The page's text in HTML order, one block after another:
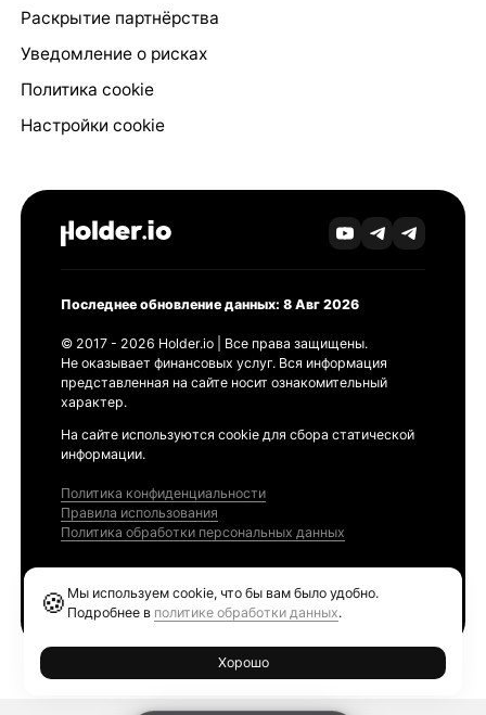
Раскрытие партнёрства
Уведомление о рисках
Политика cookie
Настройки cookie
Последнее обновление данных: 8 Авг 2026
© 2017 - 2026 Holder.io | Все права защищены.
Не оказывает финансовых услуг. Вся информация
представленная на сайте носит ознакомительный
характер.
На сайте используются cookie для сбора статической
информации.
Политика конфиденциальности
Правила использования
Политика обработки персональных данных
🍪 Мы используем cookie, что бы вам было удобно.
Подробнее в политике обработки данных.
Хорошо
Ethereum GAS Tracker